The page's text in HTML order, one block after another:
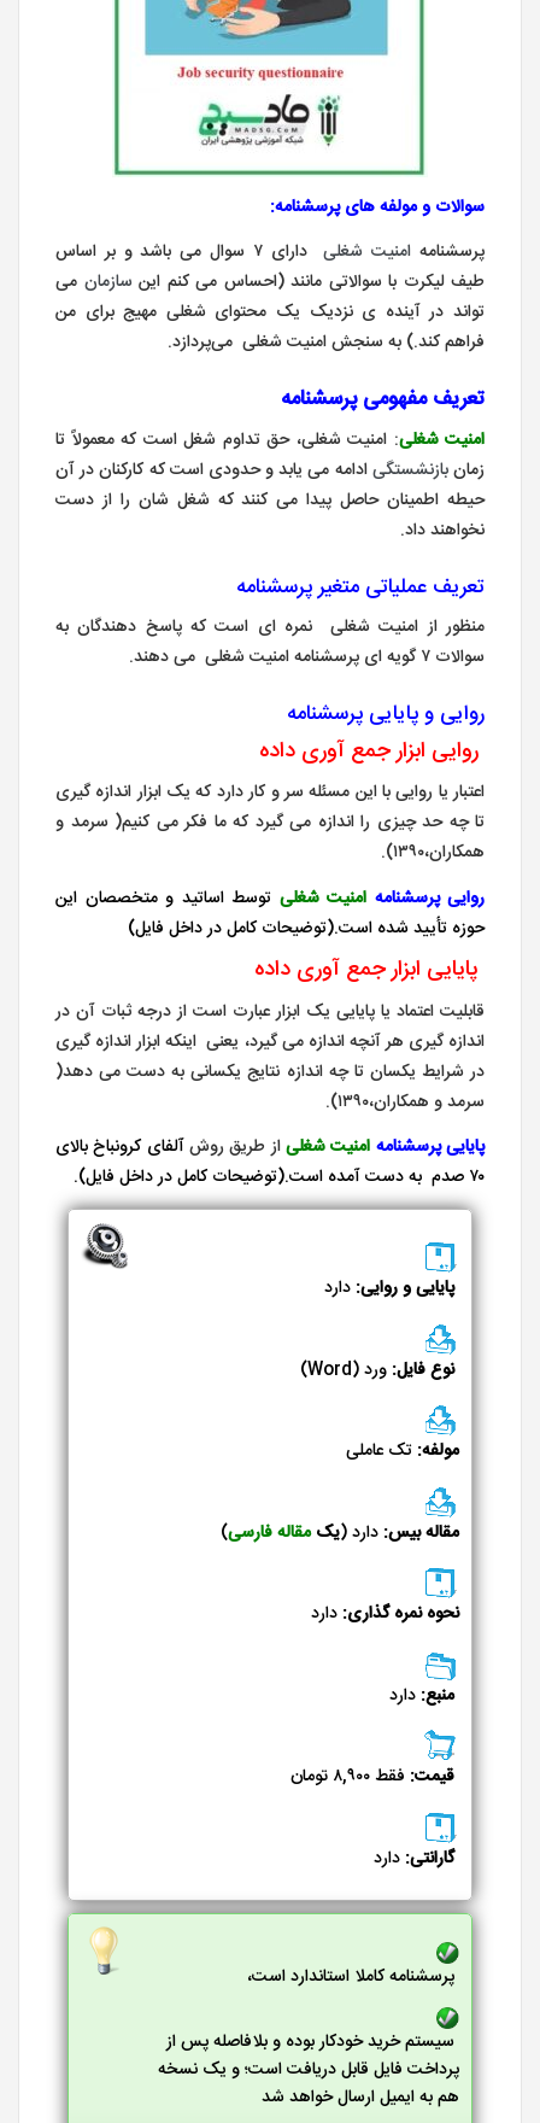
سوالات و مولفه های پرسشنامه:
پرسشنامه امنیت شغلی
دارای ۷ سوال می باشد و بر اساس
طیف لیکرت با سوالاتی مانند (احساس می کنم این سازمان می
تواند در آینده ی نزدیک یک محتوای شغلی مهیج برای من
فراهم کند.) به سنجش امنیت شغلی می‌پردازد.
تعریف مفهومی پرسشنامه
امنیت شغلی: امنیت شغلی، حق تداوم شغل است که معمولاً تا
زمانبازنشستگیادامه می یابد و حدودی است که کارکنان در آن
حیطه اطمینان حاصل پیدا می کنند که شغل شان را از دست
نخواهند داد.
تعریف عملیاتی متغیر پرسشنامه
منظور از امنیت شغلی نمره ای است که پاسخ دهندگان به
سوالات ۷ گویه ای پرسشنامه امنیت شغلی می دهند.
روایی و پایایی پرسشنامه
روایی ابزار جمع آوری داده
اعتبار یا روایی با این مسئله سر و کار دارد که یک ابزار اندازه گیری
تا چه حد چیزی را اندازه می گیرد که ما فکر می کنیم( سرمد و
همکاران،۱۳۹۰).
روایی پرسشنامه امنیت شغلی توسط اساتید و متخصصان این
حوزه تأیید شده است.(توضیحات کامل در داخل فایل)
پایایی ابزار جمع آوری داده
قابلیت اعتماد یا پایایی یک ابزار عبارت است از درجه ثبات آن در
اندازه گیری هر آنچه اندازه می گیرد، یعنی اینکه ابزار اندازه گیری
در شرایط یکسان تا چه اندازه نتایج یکسانی به دست می دهد(
سرمد و همکاران،۱۳۹۰).
پایاییپرسشنامه امنیت شغلیاز طریق روشآلفای کرونباخ بالای
۷۰ صدم به دست آمده است.(توضیحات کامل در داخل فایل).
پایایی و روایی: دارد
نوع فایل: ورد (Word)
مولفه: تک عاملی
مقاله بیس: دارد (یک مقاله فارسی)
نحوه نمره گذاری: دارد
منبع: دارد
قیمت: فقط ۸,۹۰۰ تومان
گارانتی: دارد
پرسشنامه کاملا استاندارد است،
سیستم خرید خودکار بوده و بلافاصله پس از
پرداخت فایل قابل دریافت است؛ و یک نسخه
هم به ایمیل ارسال خواهد شد